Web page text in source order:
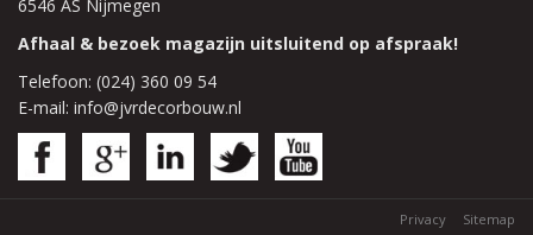
6546 AS Nijmegen
Afhaal & bezoek magazijn uitsluitend op afspraak!
Telefoon: (024) 360 09 54
E-mail: info@jvrdecorbouw.nl
Privacy Sitemap